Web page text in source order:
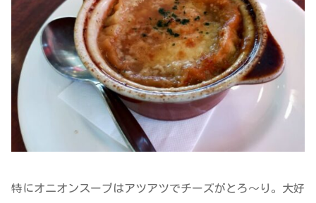
特にオニオンスープはアツアツでチーズがとろ～り。大好